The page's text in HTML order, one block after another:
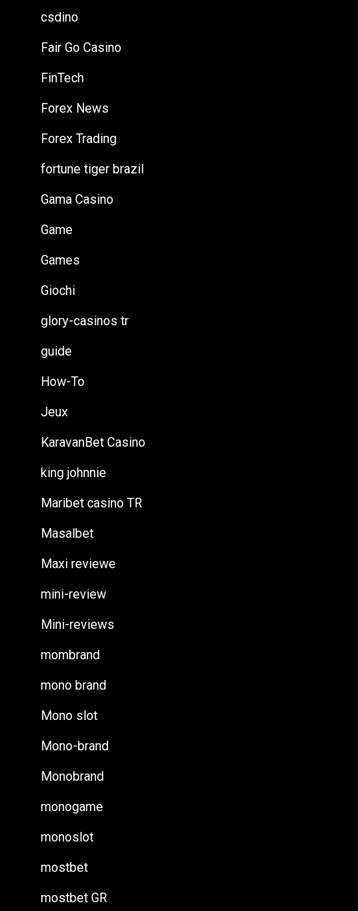
csdino
Fair Go Casino
FinTech
Forex News
Forex Trading
fortune tiger brazil
Gama Casino
Game
Games
Giochi
glory-casinos tr
guide
How-To
Jeux
KaravanBet Casino
king johnnie
Maribet casino TR
Masalbet
Maxi reviewe
mini-review
Mini-reviews
mombrand
mono brand
Mono slot
Mono-brand
Monobrand
monogame
monoslot
mostbet
mostbet GR